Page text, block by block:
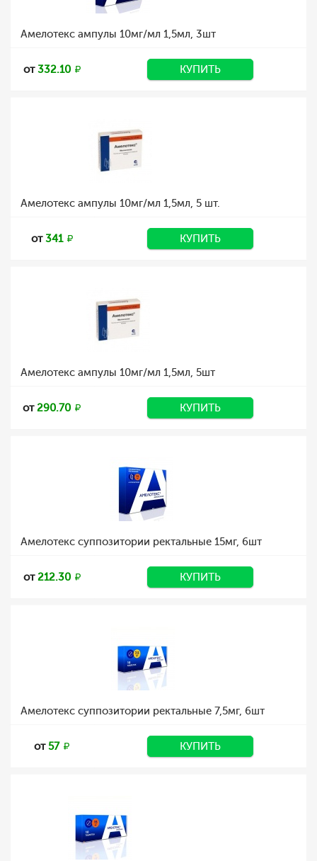
Амелотекс ампулы 10мг/мл 1,5мл, 3шт
от332.10 КУПИТЬ
Амелотекс ампулы 10мг/мл 1,5мл, 5 шт.
от341 КУПИТЬ
Амелотекс ампулы 10мг/мл 1,5мл, 5шт
от290.70 КУПИТЬ
Амелотекс суппозитории ректальные 15мг, 6шт
от212.30 КУПИТЬ
Амелотекс суппозитории ректальные 7,5мг, 6шт
от57 КУПИТЬ